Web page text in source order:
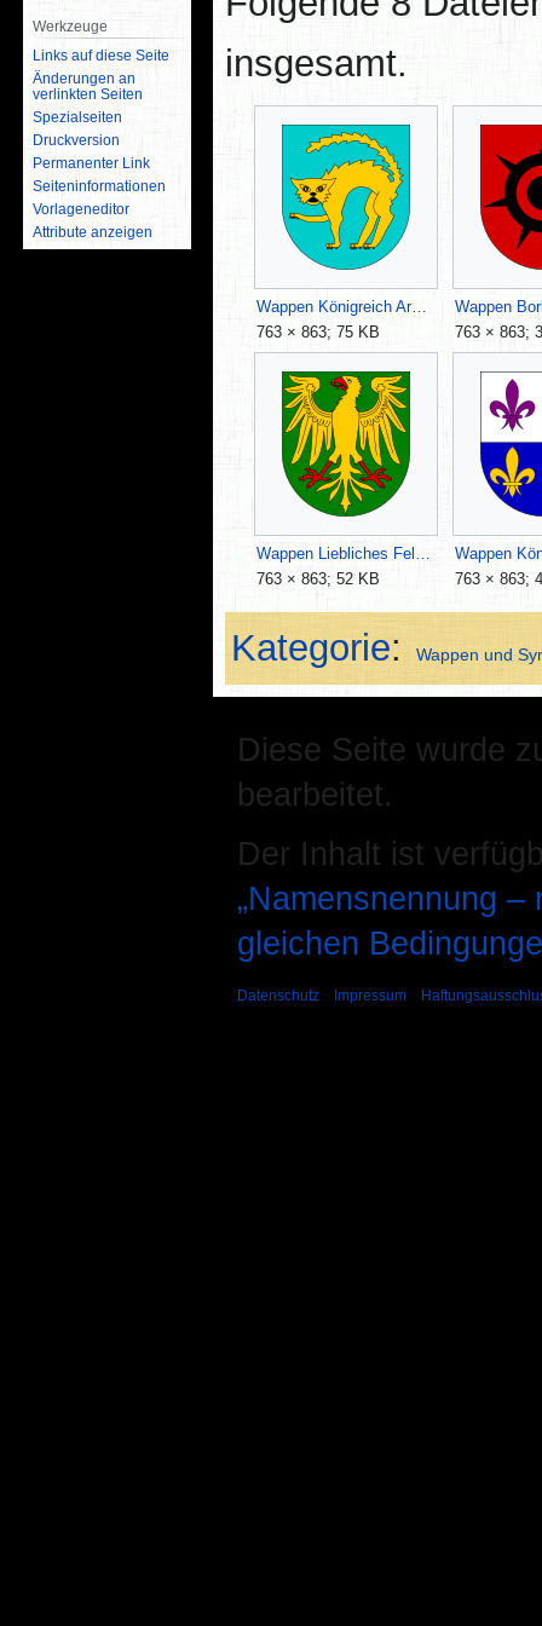
insgesamt.
Wappen Königreich Aranien.svg
763 × 863; 75 KB
763 × 863;
763 × 863; 52 KB
763 × 863;
Kategorie: Wappen und
Werkzeuge
Links auf diese Seite
Änderungen an
verlinkten Seiten
Spezialseiten
Druckversion
Permanenter Link
Seiten­­informationen
Vorlageneditor
Attribute anzeigen
Diese Seite wurde
bearbeitet.
Der Inhalt ist
„Namensnennung
gleichen
Datenschutz Impressum